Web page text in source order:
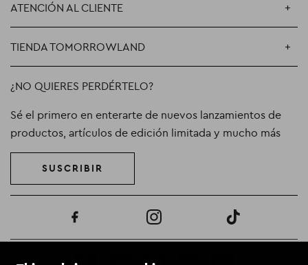
Facebook Instagram TikTok
ATENCIÓN AL CLIENTE
TIENDA TOMORROWLAND
¿NO QUIERES PERDÉRTELO?
Sé el primero en enterarte de nuevos lanzamientos de
productos, artículos de edición limitada y mucho más
SUSCRIBIR